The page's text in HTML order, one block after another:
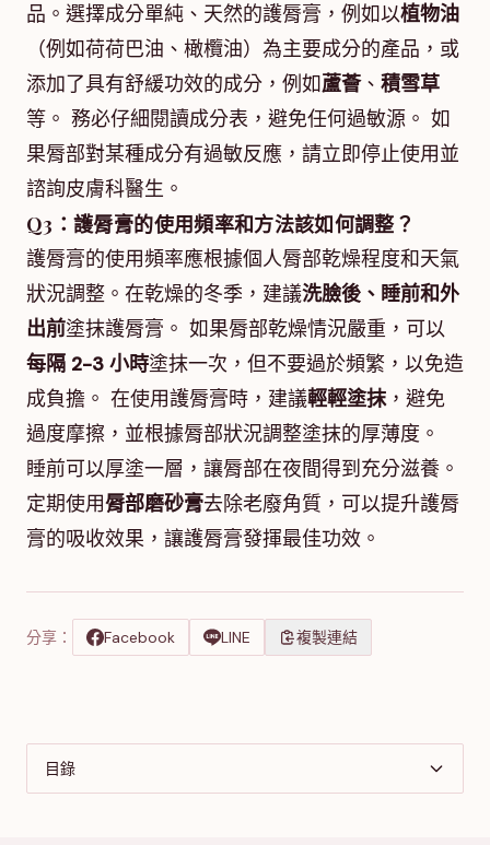
品。選擇成分單純、天然的護脣膏，例如以植物油
（例如荷荷巴油、橄欖油）為主要成分的產品，或
添加了具有舒緩功效的成分，例如蘆薈、 積雪草
等。 務必仔細閱讀成分表，避免任何過敏源。 如
果脣部對某種成分有過敏反應，請立即停止使用並
諮詢皮膚科醫生。
Q3：護脣膏的使用頻率和方法該如何調整？
護脣膏的使用頻率應根據個人脣部乾燥程度和天氣
狀況調整。在乾燥的冬季，建議洗臉後、睡前和外
出前塗抹護脣膏。 如果脣部乾燥情況嚴重，可以
每隔 2-3 小時塗抹一次，但不要過於頻繁，以免造
成負擔。 在使用護脣膏時，建議輕輕塗抹，避免
過度摩擦，並根據脣部狀況調整塗抹的厚薄度。
睡前可以厚塗一層，讓脣部在夜間得到充分滋養。
定期使用脣部磨砂膏去除老廢角質，可以提升護脣
膏的吸收效果，讓護脣膏發揮最佳功效。
分享： Facebook LINE 複製連結
目錄